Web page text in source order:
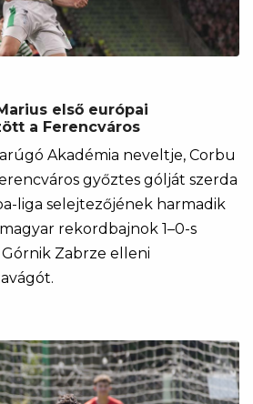
első európai
a Ferencváros
Akadémia neveltje, Corbu
győztes gólját szerda
liga selejtezőjének harmadik
rekordbajnok 1–0-s
Zabrze elleni